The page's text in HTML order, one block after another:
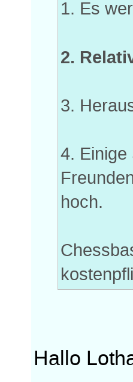
1. Es
2.
3.
4.
hoch.
Hallo